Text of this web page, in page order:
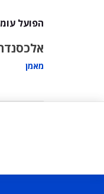
הפועל
מאמן